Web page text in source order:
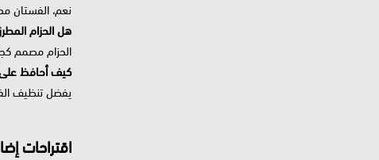
نعم، الفستان
هل الحزام
الحزام مصمم
كيف أحافظ على
يفضل تنظيف
اقتراحات